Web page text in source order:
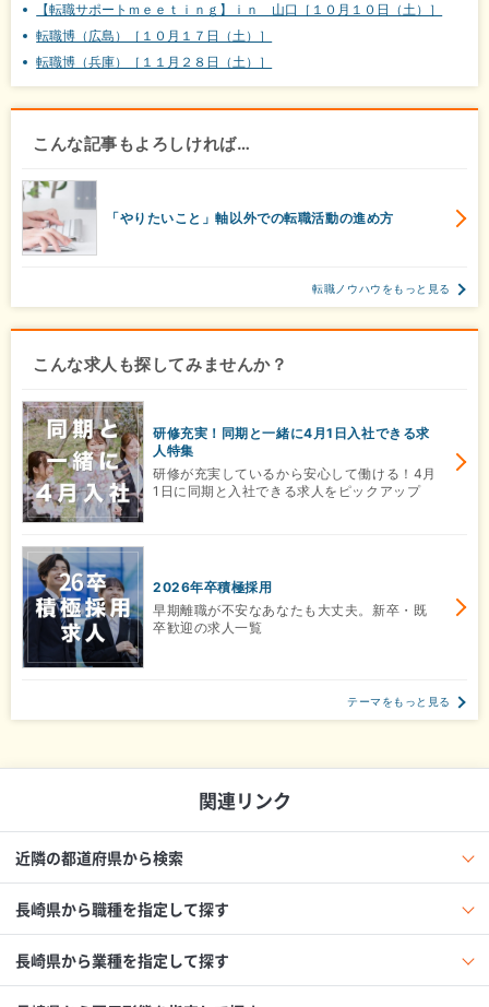
【転職サポートｍｅｅｔｉｎｇ】ｉｎ 山口［１０月１０日（土）］
転職博（広島）［１０月１７日（土）］
転職博（兵庫）［１１月２８日（土）］
こんな記事もよろしければ…
「やりたいこと」軸以外での転職活動の進め方
転職ノウハウをもっと見る
こんな求人も探してみませんか？
研修充実！同期と一緒に4月1日入社できる求
人特集
研修が充実しているから安心して働ける！4月
1日に同期と入社できる求人をピックアップ
2026年卒積極採用
早期離職が不安なあなたも大丈夫。新卒・既
卒歓迎の求人一覧
テーマをもっと見る
関連リンク
近隣の都道府県から検索
長崎県から職種を指定して探す
長崎県から業種を指定して探す